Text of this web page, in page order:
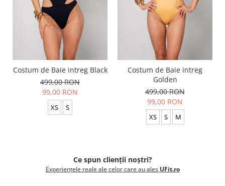
Costum de Baie intreg Black
499,00 RON
99,00 RON
XS S
Costum de Baie intreg
Golden
499,00 RON
99,00 RON
XS S M
Ce spun clienții noștri?
Experiențele reale ale celor care au ales UFit.ro